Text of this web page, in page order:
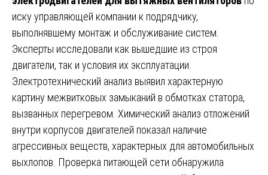
иску управляющей компании к подрядчику,
выполнявшему монтаж и обслуживание систем.
Эксперты исследовали как вышедшие из строя
двигатели, так и условия их эксплуатации.
Электротехнический анализ выявил характерную
картину межвитковых замыканий в обмотках статора,
вызванных перегревом. Химический анализ отложений
внутри корпусов двигателей показал наличие
агрессивных веществ, характерных для автомобильных
выхлопов. Проверка питающей сети обнаружила